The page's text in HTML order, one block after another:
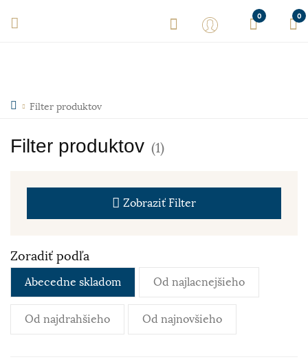
0 0
Filter produktov
Filter produktov (1)
Zobraziť Filter
Zoradiť podľa
Abecedne skladom Od najlacnejšieho
Od najdrahšieho Od najnovšieho